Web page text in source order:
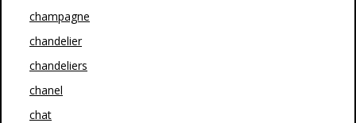
champagne
chandelier
chandeliers
chanel
chat